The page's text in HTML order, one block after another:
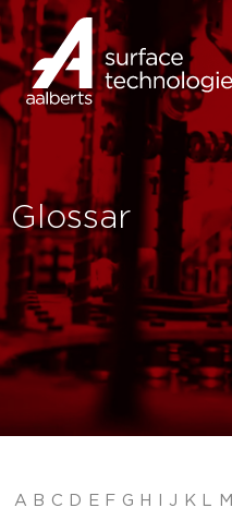
Glossar
A B C D E F G H J K L M